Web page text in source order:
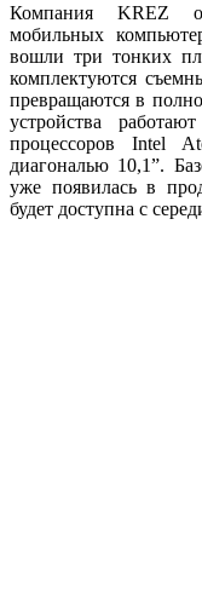
Компания KREZ
мобильных
вошли три тонких
комплектуются
превращаются в
устройства
процессоров Intel
диагональю 10,1”.
уже появилась в
будет доступна с